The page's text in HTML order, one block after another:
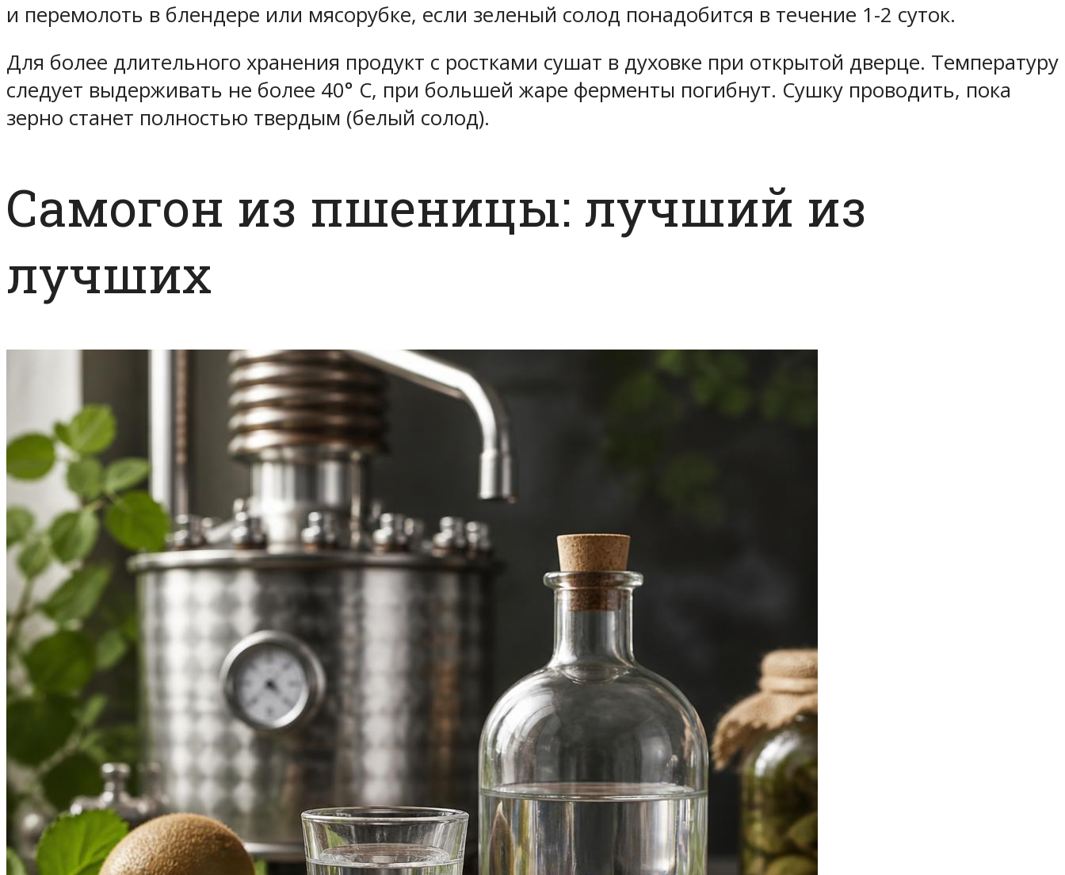
и перемолоть в блендере или мясорубке, если зеленый солод понадобится в течение 1-2 суток.
Для более длительного хранения продукт с ростками сушат в духовке при открытой дверце. Температуру
следует выдерживать не более 40° С, при большей жаре ферменты погибнут. Сушку проводить, пока
зерно станет полностью твердым (белый солод).
Самогон из пшеницы: лучший из
лучших